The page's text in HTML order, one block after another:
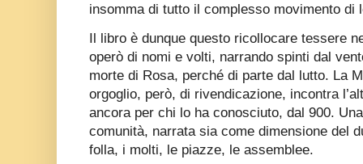
insomma di tutto il complesso movimento di
Il libro è dunque questo ricollocare tessere
operò di nomi e volti, narrando spinti dal
morte di Rosa, perché di parte dal lutto. La
orgoglio, però, di rivendicazione, incontra
ancora per chi lo ha conosciuto, dal 900.
comunità, narrata sia come dimensione del
folla, i molti, le piazze, le assemblee.